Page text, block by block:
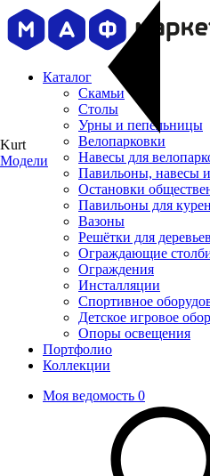
Каталог
Скамьи
Столы
Урны и пепельницы
Велопарковки
Навесы для
Павильоны, навесы
Остановки
Павильоны для
Вазоны
Решётки для деревьев
Ограждающие
Ограждения
Инсталляции
Cпортивное
Детское игровое
Опоры освещения
Портфолио
Коллекции
Моя ведомость 0
Kurt
Модели